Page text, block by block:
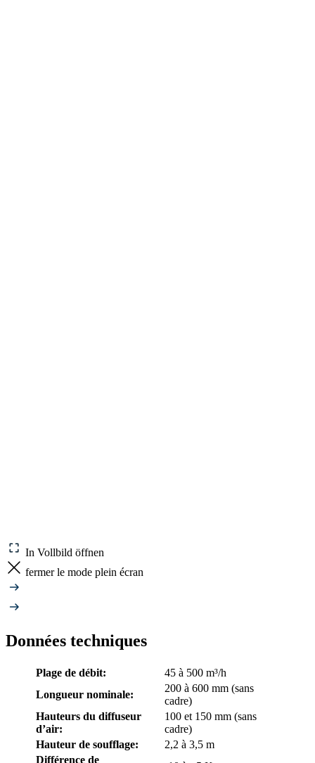
In Vollbild öffnen
fermer le mode plein écran
Données techniques
Plage de débit:
45 à 500 m³/h
Longueur nominale:
200 à 600 mm (sans
cadre)
Hauteurs du diffuseur
d’air:
100 et 150 mm (sans
cadre)
Hauteur de soufflage:
2,2 à 3,5 m
Différence de